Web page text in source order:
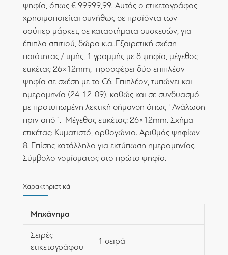
ψηφία, όπως € 99999,99. Αυτός ο ετικετογράφος
χρησιμοποιείται συνήθως σε προϊόντα των
σούπερ μάρκετ, σε καταστήματα συσκευών, για
έπιπλα σπιτιού, δώρα κ.α..Εξαιρετική σχέση
ποιότητας / τιμής, 1 γραμμής με 8 ψηφία, μέγεθος
ετικέτας 26×12mm, προσφέρει δύο επιπλέον
ψηφία σε σχέση με το C6. Επιπλέον, τυπώνει και
ημερομηνία (24-12-09). καθώς και σε συνδυασμό
με προτυπωμένη λεκτική σήμανση όπως ' Ανάλωση
πριν από΄. Μέγεθος ετικέτας: 26×12mm. Σχήμα
ετικέτας: Κυματιστό, ορθογώνιο. Αριθμός ψηφίων
8. Επίσης κατάλληλο για εκτύπωση ημερομηνίας.
Σύμβολο νομίσματος στο πρώτο ψηφίο.
Χαρακτηριστικά
Μηχάνημα
Σειρές
ετικετογράφου
1 σειρά